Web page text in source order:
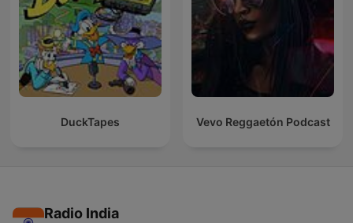
DuckTapes Vevo Reggaetón Podcast
Radio India